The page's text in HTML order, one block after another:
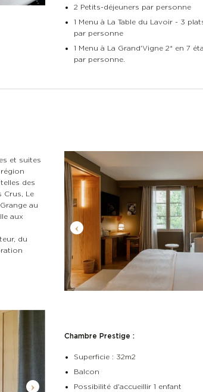
2 Petits-déjeuners par personne
1 Menu à La Table du Lavoir - 3
par personne
1 Menu à La Grand'Vigne 2* en 7
par personne.
et suites
des
Crus, Le
au
aux
du
Chambre Prestige :
Superficie : 32m2
Balcon
Possibilité d'accueillir 1 enfant